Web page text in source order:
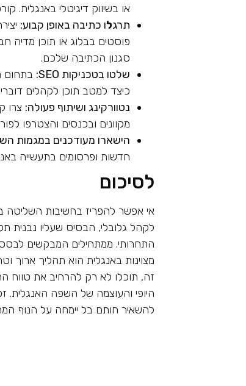
או בשיווק דיגיטלי באנגלית.
תרגלו כתיבה באופן קבוע:
פוסטים בבלוג או תוכן מדיה
סגנון הכתיבה שלכם.
שלטו בטכניקות SEO:
בתחום
כיצד למטב תוכן לקהלים
נטוורקינג ושיתוף פעולה: צרו
מקוונים ובכנסים והצטרפו
הישארו מעודכנים במגמות
חדשות ופרסומים בתעשייה
לסיכום
אי אפשר להפריז בחשיבות השליטה
לקהל גלובלי, הבסיס שעליו נבנית
התחרותי. ממתחילים המבקשים
מצוינות באנגלית הוא תהליך ארוך
זה, תוכלו לא רק להרחיב את טווח
היופי והעוצמה של השפה
להשאיר חותם בל יימחה על הנוף